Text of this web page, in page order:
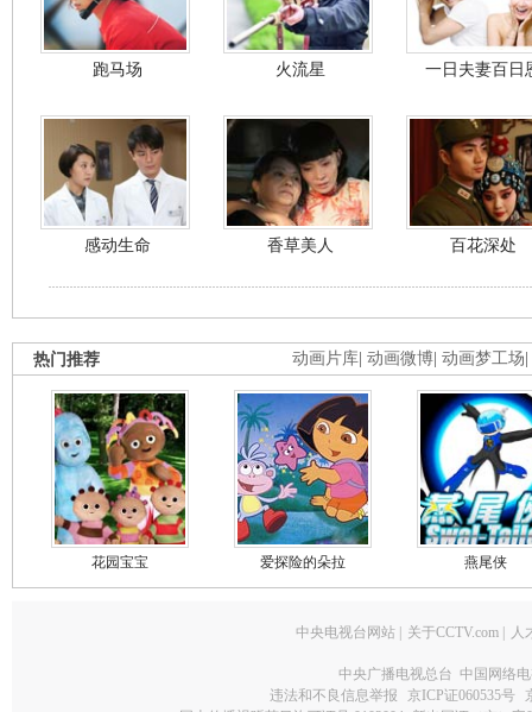
跑马场 火流星 一日夫妻百日
感动生命 香草美人 百花深处
动画片库 动画微博 动画梦工场
热门推荐
花园宝宝 爱探险的朵拉 燕尾侠
中央电视台网站 关于CCTV.com 人
中央广播电视总台 中国网络
违法和不良信息举报
京ICP证060535号